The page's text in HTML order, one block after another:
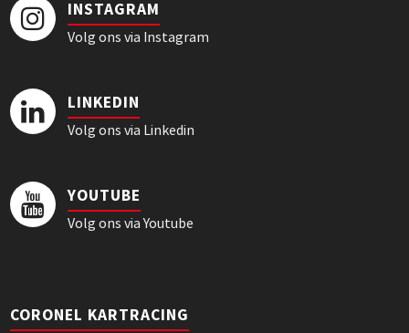
INSTAGRAM
Volg ons via Instagram
LINKEDIN
Volg ons via Linkedin
YOUTUBE
Volg ons via Youtube
CORONEL KARTRACING